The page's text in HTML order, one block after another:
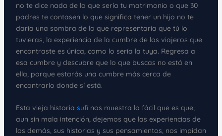
no te dice nada de lo que sería tu matrimonio o que 30
padres te contasen lo que significa tener un hijo no te
daría una sombra de lo que representaría que tú lo
tuvieras, la experiencia de la cumbre de los viajeros que
encontraste es única, como lo sería la tuya. Regresa a
esa cumbre y descubre que lo que buscas no está en
ella, porque estarás una cumbre más cerca de
encontrarlo donde sí está.
Esta vieja historia sufí nos muestra lo fácil que es que,
aun sin mala intención, dejemos que las experiencias de
los demás, sus historias y sus pensamientos, nos impidan